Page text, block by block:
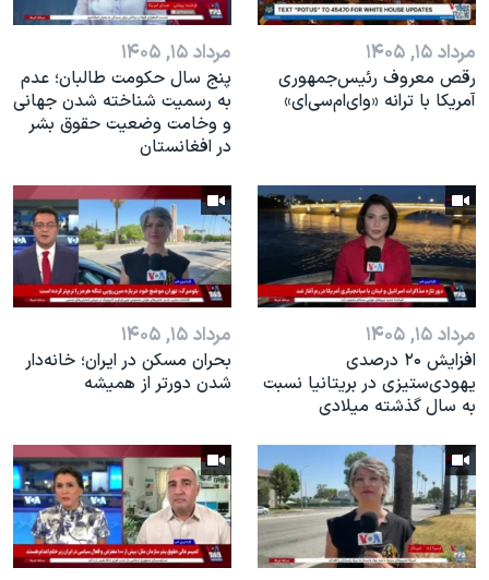
مرداد ۱۵, ۱۴۰۵
رقص معروف رئیس‌جمهوری
آمریکا با ترانه «وای‌ام‌سی‌ای»
مرداد ۱۵, ۱۴۰۵
پنج سال حکومت طالبان؛ عدم
به رسمیت شناخته شدن جهانی
و وخامت وضعیت حقوق بشر
در افغانستان
مرداد ۱۵, ۱۴۰۵
افزایش ۲۰ درصدی
یهودی‌ستیزی در بریتانیا نسبت
به سال گذشته میلادی
مرداد ۱۵, ۱۴۰۵
بحران مسکن در ایران؛ خانه‌دار
شدن دورتر از همیشه